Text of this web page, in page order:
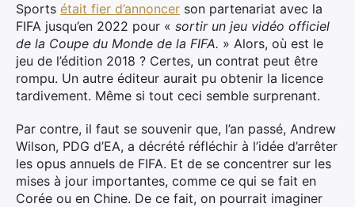
Sports était fier d’annoncer son partenariat avec la
FIFA jusqu’en 2022 pour « sortir un jeu vidéo officiel
de la Coupe du Monde de la FIFA. » Alors, où est le
jeu de l’édition 2018 ? Certes, un contrat peut être
rompu. Un autre éditeur aurait pu obtenir la licence
tardivement. Même si tout ceci semble surprenant.
Par contre, il faut se souvenir que, l’an passé, Andrew
Wilson, PDG d’EA, a décrété réfléchir à l’idée d’arrêter
les opus annuels de FIFA. Et de se concentrer sur les
mises à jour importantes, comme ce qui se fait en
Corée ou en Chine. De ce fait, on pourrait imaginer